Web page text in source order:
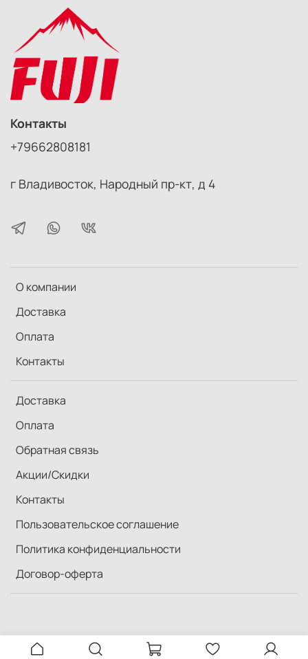
О компании
Доставка
Оплата
Контакты
Доставка
Оплата
Обратная связь
Акции/Скидки
Контакты
Пользовательское соглашение
Политика конфиденциальности
Договор-оферта
Контакты
+79662808181
г Владивосток, Народный пр-кт, д 4